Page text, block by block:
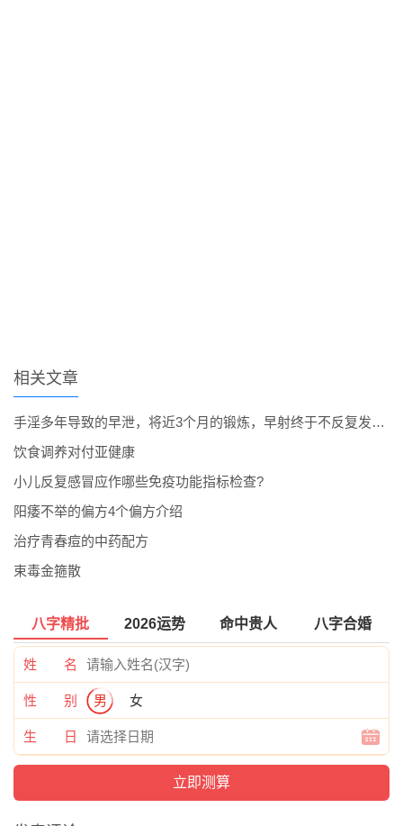
相关文章
手淫多年导致的早泄，将近3个月的锻炼，早射终于不反复发作了。
饮食调养对付亚健康
小儿反复感冒应作哪些免疫功能指标检查?
阳痿不举的偏方4个偏方介绍
治疗青春痘的中药配方
束毒金箍散
八字精批 2026运势 命中贵人 八字合婚
姓 名
性 别 男 女
生 日